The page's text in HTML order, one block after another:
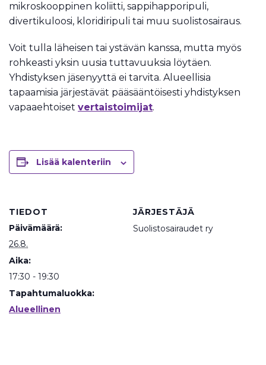
mikroskooppinen koliitti, sappihapporipuli,
divertikuloosi, kloridiripuli tai muu suolistosairaus.
Voit tulla läheisen tai ystävän kanssa, mutta myös
rohkeasti yksin uusia tuttavuuksia löytäen.
Yhdistyksen jäsenyyttä ei tarvita. Alueellisia
tapaamisia järjestävät pääsääntöisesti yhdistyksen
vapaaehtoiset vertaistoimijat.
Lisää kalenteriin
TIEDOT
Päivämäärä:
26.8.
Aika:
17:30 - 19:30
Tapahtumaluokka:
Alueellinen
JÄRJESTÄJÄ
Suolistosairaudet ry